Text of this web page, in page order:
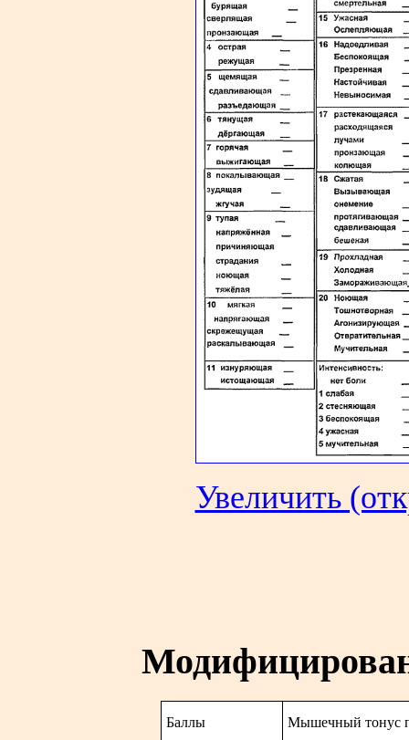
Увеличить
Баллы Мышечный тонус